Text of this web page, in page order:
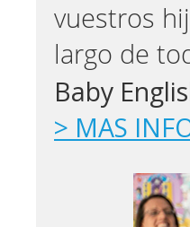
vuestros
largo de
Baby
> MAS